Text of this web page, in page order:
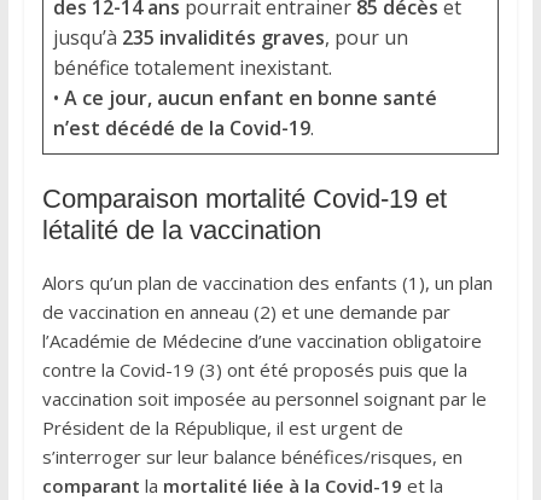
des 12-14 ans pourrait entrainer 85 décès et
jusqu’à 235 invalidités graves, pour un
bénéfice totalement inexistant.
• A ce jour, aucun enfant en bonne santé
n’est décédé de la Covid-19.
Comparaison mortalité Covid-19 et
létalité de la vaccination
Alors qu’un plan de vaccination des enfants (1), un plan
de vaccination en anneau (2) et une demande par
l’Académie de Médecine d’une vaccination obligatoire
contre la Covid-19 (3) ont été proposés puis que la
vaccination soit imposée au personnel soignant par le
Président de la République, il est urgent de
s’interroger sur leur balance bénéfices/risques, en
comparant la mortalité liée à la Covid-19 et la